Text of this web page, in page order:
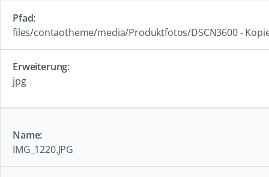
files/contaotheme/media/Produktfotos/DSCN3600 -
jpg
IMG_1220.JPG